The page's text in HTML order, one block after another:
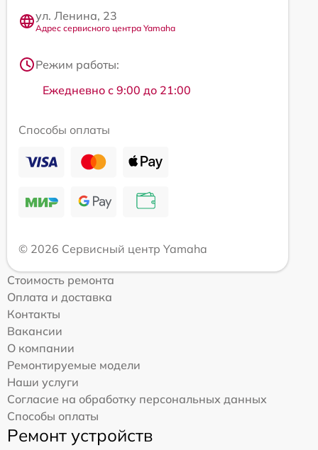
ул. Ленина, 23
Адрес сервисного центра Yamaha
Режим работы:
Ежедневно с 9:00 до 21:00
Способы оплаты
© 2026 Сервисный центр Yamaha
Стоимость ремонта
Оплата и доставка
Контакты
Вакансии
О компании
Ремонтируемые модели
Наши услуги
Согласие на обработку персональных данных
Способы оплаты
Ремонт устройств